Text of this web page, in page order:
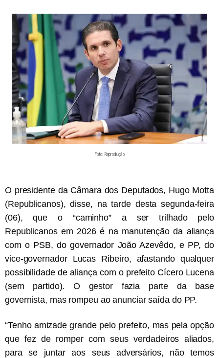
oportunidades incluem Mãe d’Água, Conceição e Assunção
Jul 19, 2026
Prefeitura paraibana abre concurso com 45 vagas e salários que
chegam a R$ 6 mil
Jul 09, 2026
Pedra da Boca vira passarela para desfile de moda autoral na Paraíba
Jul 08, 2026
Reis e Rainhas do forró serão homenageados no São Pedro de Caiçara
Jul 07, 2026 ExpoSerra Araruna 2026 acontecerá de 10 a 12 de julho
Ago 08, 2026
Câmara Municipal de Tacima realiza 18ª Sessão Ordinária de 2026.
Foto: Reprodução
O presidente da Câmara dos Deputados, Hugo Motta
(Republicanos), disse, na tarde desta segunda-feira
(06), que o “caminho” a ser trilhado pelo
Republicanos em 2026 é na manutenção da aliança
com o PSB, do governador João Azevêdo, e PP, do
vice-governador Lucas Ribeiro, afastando qualquer
possibilidade de aliança com o prefeito Cícero Lucena
(sem partido). O gestor fazia parte da base
governista, mas rompeu ao anunciar saída do PP.
“Tenho amizade grande pelo prefeito, mas pela opção
que fez de romper com seus verdadeiros aliados,
para se juntar aos seus adversários, não temos